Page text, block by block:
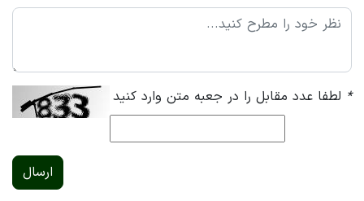
* لطفا عدد مقابل را در جعبه متن وارد کنید
ارسال